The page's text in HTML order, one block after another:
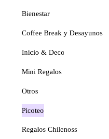
Bienestar
Coffee Break y Desayunos
Inicio & Deco
Mini Regalos
Otros
Picoteo
Regalos Chilenoss